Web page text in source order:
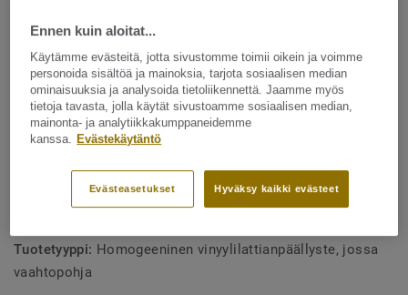
hylkivä ja tarjoaa saman helpon ja kustannustehokkaan
ylläpidon kuin kompakti iQ Optima -mallisto.
16 dB askeläänien parannusarvo
Matala vierintävastus
Osa kattavaa teknisten lattiaratkaisujen valikoimaa
Voidaan kuivakiillottaa uudenveroiseksi
Tuotetyyppi: Homogeeninen vinyylilattianpäällyste, jossa
vaahtopohja
Ennen kuin aloitat...
Käytämme evästeitä, jotta sivustomme toimii oikein ja voimme
personoida sisältöä ja mainoksia, tarjota sosiaalisen median
ominaisuuksia ja analysoida tietoliikennettä. Jaamme myös
tietoja tavasta, jolla käytät sivustoamme sosiaalisen median,
mainonta- ja analytiikkakumppaneidemme
kanssa. Evästekäytäntö
Hyväksy kaikki evästeet
Evästeasetukset